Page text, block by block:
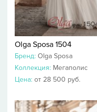
Olga Sposa 1504
Бренд: Olga Sposa
Коллекция: Мегаполис
Цена: от 28 500 руб.